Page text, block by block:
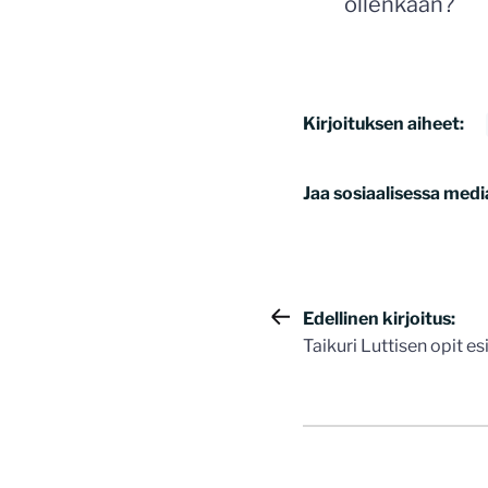
Kirjoituksen aiheet:
Jaa sosiaalisessa
Artikkelien
Edellinen kirjoitus:
Taikuri Luttisen opit